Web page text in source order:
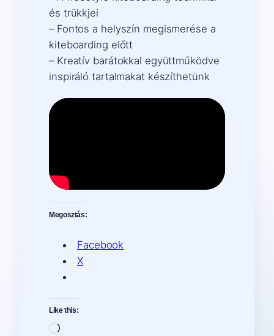
és trükkjei
– Fontos a helyszín megismerése a
kiteboarding előtt
– Kreatív barátokkal együttműködve
inspiráló tartalmakat készíthetünk
Megosztás:
Facebook
X
Like this:
Loading…